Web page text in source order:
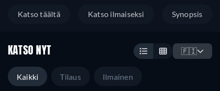
Katso täältä Katso ilmaiseksi Synopsis
KATSO NYT 🇫🇮
Kaikki Tilaus Ilmainen